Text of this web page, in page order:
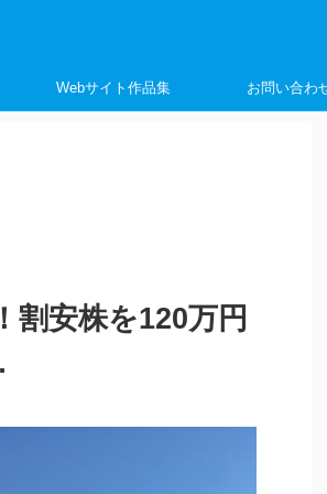
Webサイト作品集 お問い合わ
割安株を120万円